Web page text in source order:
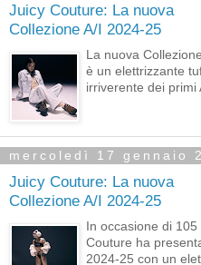
Juicy Couture: La nuova
Collezione A/I 2024-25
La nuova
è un elettrizzante
irriverente dei primi
mercoledì 17 gennaio
Juicy Couture: La nuova
Collezione A/I 2024-25
In occasione di
Couture ha
2024-25 con un